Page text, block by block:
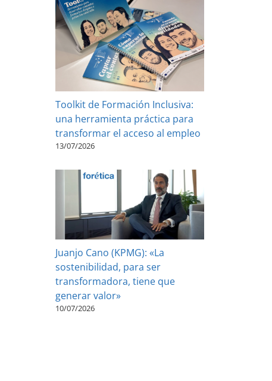
Toolkit de Formación Inclusiva:
una herramienta práctica para
transformar el acceso al empleo
13/07/2026
Juanjo Cano (KPMG): «La
sostenibilidad, para ser
transformadora, tiene que
generar valor»
10/07/2026